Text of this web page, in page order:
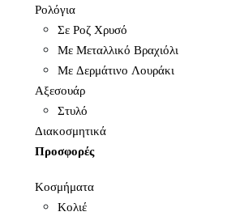
Ρολόγια
Σε Ροζ Χρυσό
Με Μεταλλικό Βραχιόλι
Με Δερμάτινο Λουράκι
Αξεσουάρ
Στυλό
Διακοσμητικά
Προσφορές
Κοσμήματα
Κολιέ